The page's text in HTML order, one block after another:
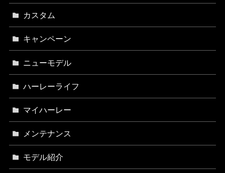
カスタム
キャンペーン
ニューモデル
ハーレーライフ
マイハーレー
メンテナンス
モデル紹介